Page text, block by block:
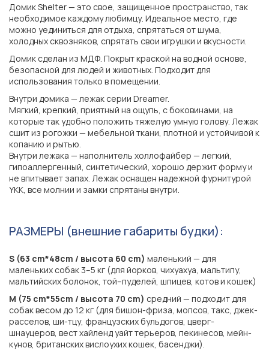
Домик Shelter — это свое, защищенное пространство, так
необходимое каждому любимцу. Идеальное место, где
можно уединиться для отдыха, спрятаться от шума,
холодных сквозняков, спрятать свои игрушки и вкусности.
Домик сделан из МДФ. Покрыт краской на водной основе,
безопасной для людей и животных. Подходит для
использования только в помещении.
Внутри домика — лежак серии Dreamer.
Мягкий, крепкий, приятный на ощупь, с боковинами, на
которые так удобно положить тяжелую умную голову. Лежак
сшит из рогожки — мебельной ткани, плотной и устойчивой к
копанию и рытью.
Внутри лежака — наполнитель холлофайбер — легкий,
гипоаллергенный, синтетический, хорошо держит форму и
не впитывает запах. Лежак оснащен надежной фурнитурой
YKK, все молнии и замки спрятаны внутри.
РАЗМЕРЫ (внешние габариты будки):
S (63 cm*48cm / высота 60 cm) маленький — для
маленьких собак 3–5 кг (для йорков, чихуахуа, мальтипу,
мальтийских болонок, той–пуделей, шпицев, котов и кошек)
M (75 cm*55cm / высота 70 cm) средний — подходит для
собак весом до 12 кг (для бишон-фриза, мопсов, такс, джек-
расселов, ши-тцу, французских бульдогов, цверг-
шнауцеров, вест хайленд уайт терьеров, пекинесов, мейн-
кунов, британских вислоухих кошек, басенджи).